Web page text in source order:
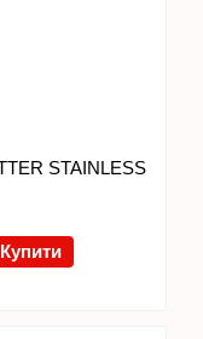
STAINLESS
Купити